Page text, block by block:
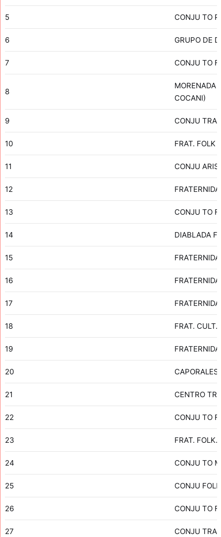
5 CONJU TO
6 GRUPO DE
7 CONJU TO
8
MORENADA
COCANI)
9 CONJU
10 FRAT. FOLK
11 CONJU
12
13 CONJU TO
14 DIABLADA
15
16
17
18 FRAT. CULT.
19
20
21 CENTRO
22 CONJU TO
23 FRAT. FOLK.
24 CONJU TO
25 CONJU
26 CONJU TO
27 CONJU